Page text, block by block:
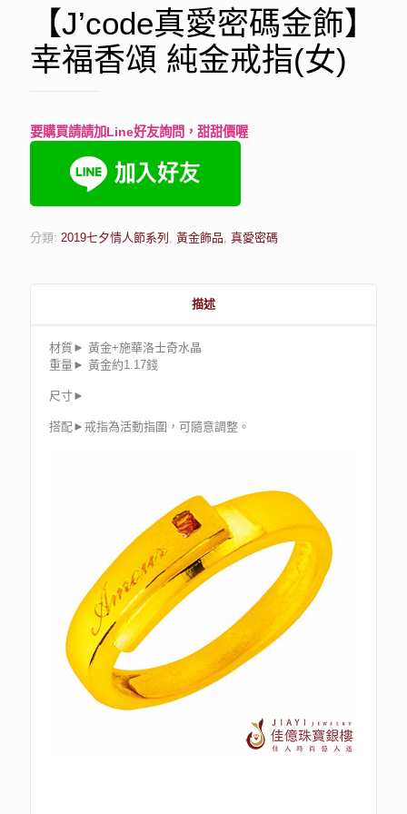
【J’code真愛密碼金飾】
幸福香頌 純金戒指(女)
要購買請請加Line好友詢問，甜甜價喔
分類: 2019七夕情人節系列 , 黃金飾品, 真愛密碼
描述
材質► 黃金+施華洛士奇水晶
重量► 黃金約1.17錢
尺寸►
搭配►戒指為活動指圍，可隨意調整。